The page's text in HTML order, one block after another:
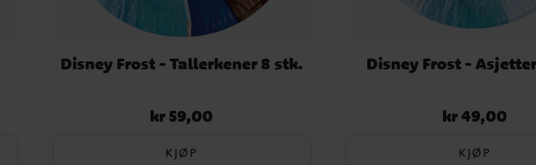
Disney Frost - Tallerkener 8 stk.
Pris :kr 59,00
kr 59,00
KJØP
Disney Frost -
Pris :kr 49,00
kr 49,00
KJØP